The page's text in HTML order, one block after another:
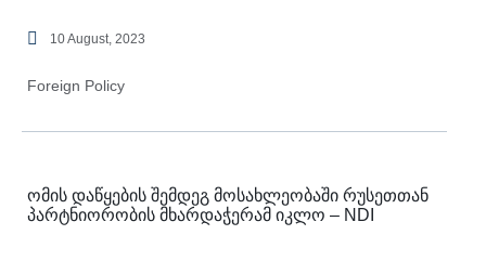
10 August, 2023
Foreign Policy
ომის დაწყების შემდეგ მოსახლეობაში რუსეთთან
პარტნიორობის მხარდაჭერამ იკლო – NDI